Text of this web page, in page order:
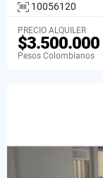
10056120
PRECIO ALQUILER
$3.500.000
Pesos Colombianos